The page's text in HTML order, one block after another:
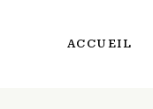
ACCUEIL